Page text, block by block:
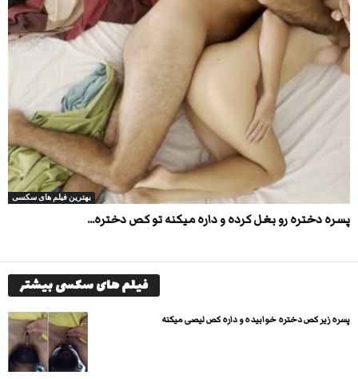
بهترین فیلم های سکسی
پسره دختره رو بغل کرده و داره میکنه تو کص دختره...
فیلم های سکسی بیشتر
پسره زیر کص دختره خوابیده و داره کص لیصی میکنه